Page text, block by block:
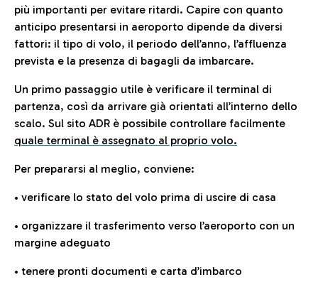
più importanti per evitare ritardi. Capire con quanto
anticipo presentarsi in aeroporto dipende da diversi
fattori: il tipo di volo, il periodo dell’anno, l’affluenza
prevista e la presenza di bagagli da imbarcare.
Un primo passaggio utile è verificare il terminal di
partenza, così da arrivare già orientati all’interno dello
scalo. Sul sito ADR è possibile controllare facilmente
quale terminal è assegnato al proprio volo.
Per prepararsi al meglio, conviene:
• verificare lo stato del volo prima di uscire di casa
• organizzare il trasferimento verso l’aeroporto con un
margine adeguato
• tenere pronti documenti e carta d’imbarco